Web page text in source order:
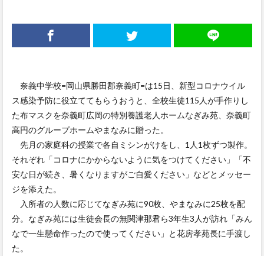
奈義中学校=岡山県勝田郡奈義町=は15日、新型コロナウイル
ス感染予防に役立ててもらうおうと、全校生徒115人が手作りし
た布マスクを奈義町広岡の特別養護老人ホームなぎみ苑、奈義町
高円のグループホームやまなみに贈った。
先月の家庭科の授業で各自ミシンがけをし、1人1枚ずつ製作。
それぞれ「コロナにかからないように気をつけてください」「不
安な日が続き、暑くなりますがご自愛ください」などとメッセー
ジを添えた。
入所者の人数に応じてなぎみ苑に90枚、やまなみに25枚を配
分。なぎみ苑には生徒会長の無関津那君ら3年生3人が訪れ「みん
なで一生懸命作ったので使ってください」と花房孝苑長に手渡し
た。